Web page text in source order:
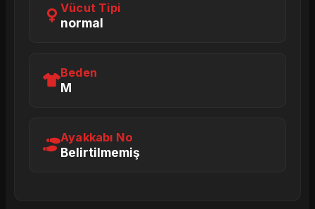
Vücut Tipi
normal
Beden
M
Ayakkabı No
Belirtilmemiş